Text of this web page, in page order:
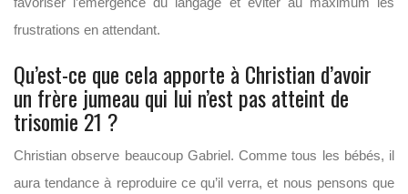
frustrations en attendant.
Qu’est-ce que cela apporte à Christian d’avoir
un frère jumeau qui lui n’est pas atteint de
trisomie 21 ?
Christian observe beaucoup Gabriel. Comme tous les bébés, il
aura tendance à reproduire ce qu’il verra, et nous pensons que